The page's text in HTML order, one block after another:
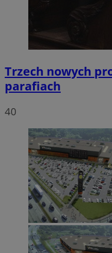
Trzech nowych
parafiach
40